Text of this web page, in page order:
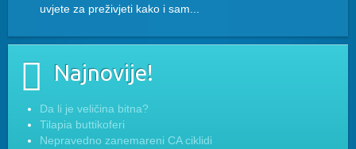
uvjete za preživjeti kako i sam...
Najnovije!
Da li je veličina bitna?
Tilapia buttikoferi
Nepravedno zanemareni CA ciklidi